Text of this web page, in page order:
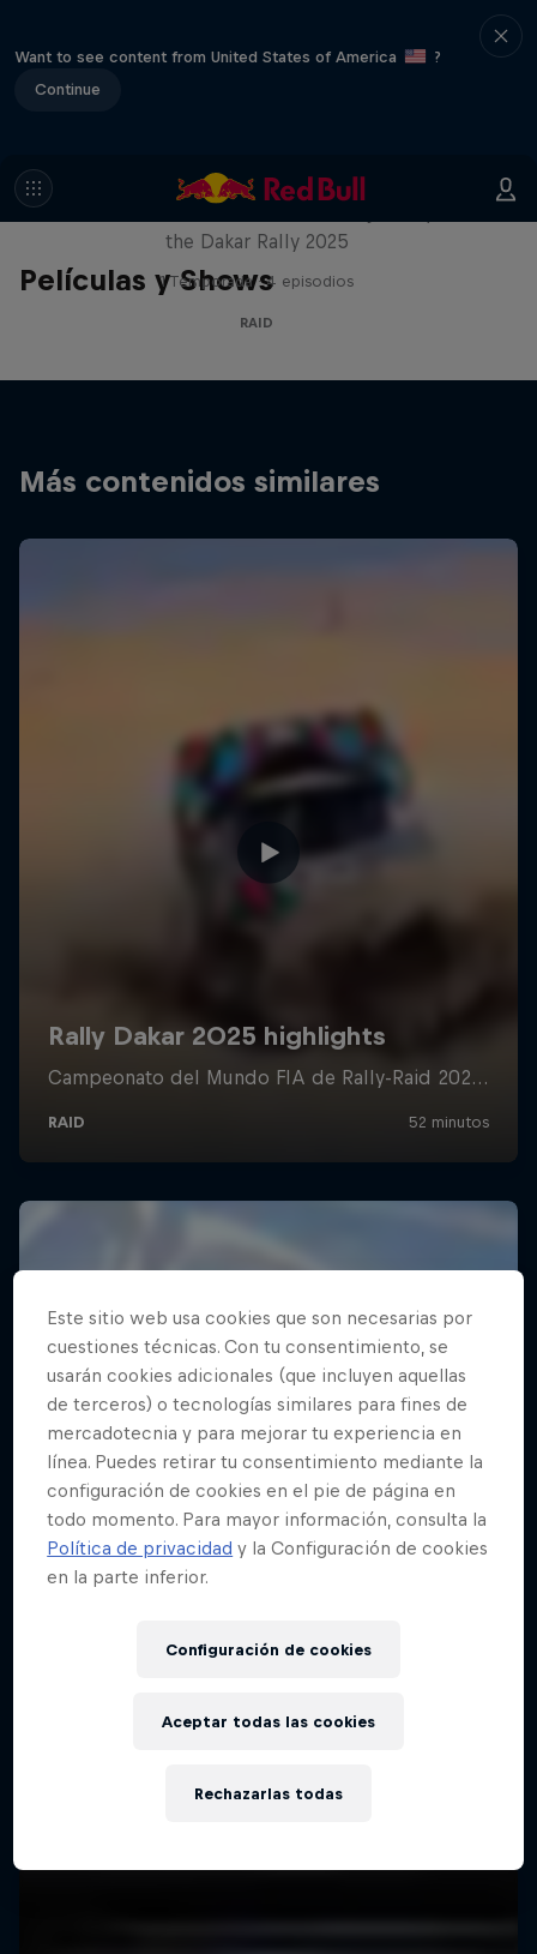
Want to see content from United States of America
?
Continue
Películas y Shows
Journey to Dakar
the Dakar Rally 2025
1 Temporada · 4 episodios
RAID
Más contenidos similares
Este sitio web usa cookies que son necesarias por
cuestiones técnicas. Con tu consentimiento, se
usarán cookies adicionales (que incluyen aquellas
de terceros) o tecnologías similares para fines de
mercadotecnia y para mejorar tu experiencia en
línea. Puedes retirar tu consentimiento mediante la
configuración de cookies en el pie de página en
todo momento. Para mayor información, consulta la
Política de privacidad y la Configuración de cookies
en la parte inferior.
Configuración de cookies
Rechazarlas todas
Aceptar todas las cookies